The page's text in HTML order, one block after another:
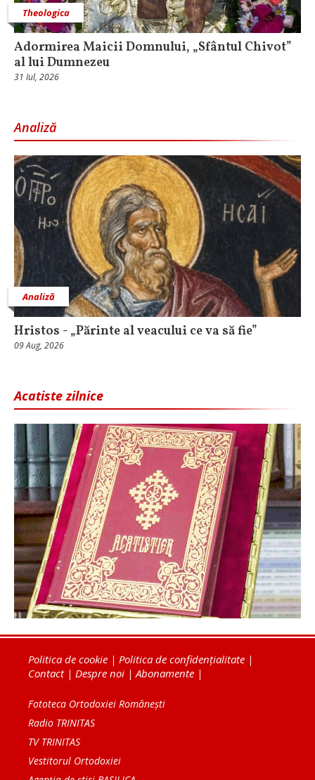
Theologica
Adormirea Maicii Domnului, „Sfântul Chivot”
al lui Dumnezeu
31 Iul, 2026
Analiză
Analiză
Hristos - „Părinte al veacului ce va să fie”
09 Aug, 2026
Acatiste zilnice
Politica de cookie | Politica de confidențialitate |
Contact| Despre noi | Abonamente |
Fototeca Ortodoxiei Românești
Radio TRINITAS
TV TRINITAS
Vestitorul Ortodoxiei